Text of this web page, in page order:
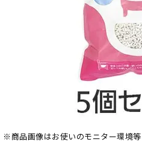
※商品画像はお使いのモニター環境